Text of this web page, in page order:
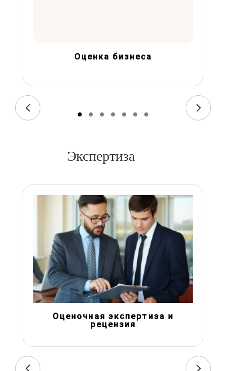
Оценка бизнеса
Экспертиза
Оценочная экспертиза и
рецензия